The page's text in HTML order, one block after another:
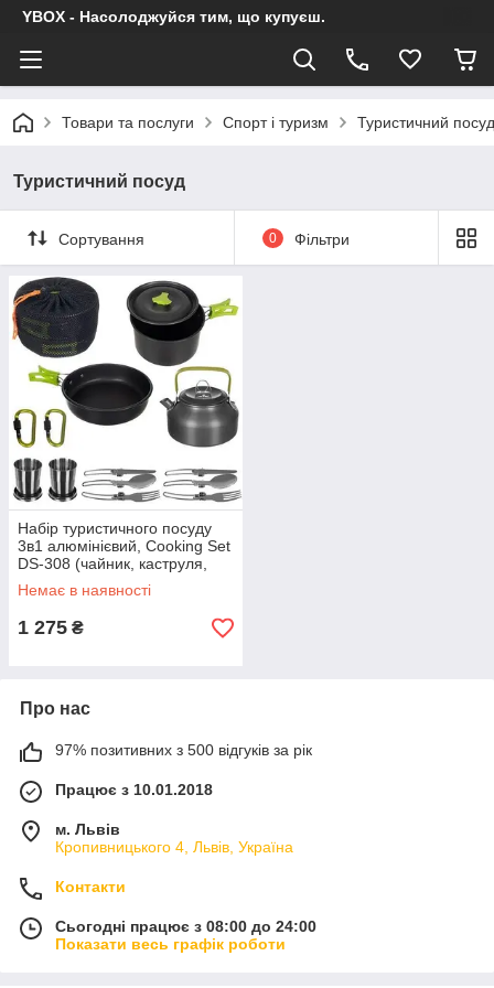
YBOX - Насолоджуйся тим, що купуєш.
Товари та послуги Спорт і туризм Туристичний посуд
Туристичний посуд
Сортування 0 Фільтри
Набір туристичного посуду
3в1 алюмінієвий, Cooking Set
DS-308 (чайник, каструля,
сковорідка)
Немає в наявності
1 275 ₴
Про нас
97% позитивних з 500 відгуків за рік
Працює з 10.01.2018
м. Львів
Кропивницького 4, Львів, Україна
Контакти
Сьогодні працює з 08:00 до 24:00
Показати весь графік роботи